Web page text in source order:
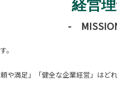
-
。
や満足」「健全な企業経営」はど